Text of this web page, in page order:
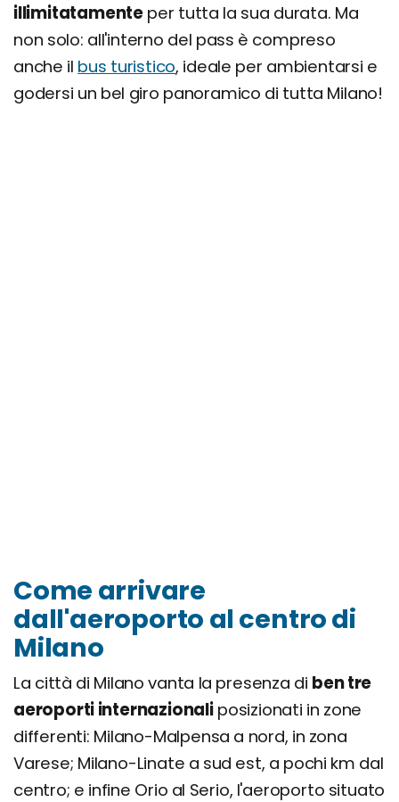
illimitatamente per tutta la sua durata. Ma
non solo: all'interno del pass è compreso
anche il bus turistico, ideale per ambientarsi e
godersi un bel giro panoramico di tutta Milano!
Come arrivare
dall'aeroporto al centro di
Milano
La città di Milano vanta la presenza di ben tre
aeroporti internazionaliposizionati in zone
differenti: Milano-Malpensa a nord, in zona
Varese; Milano-Linate a sud est, a pochi km dal
centro; e infine Orio al Serio, l'aeroporto situato